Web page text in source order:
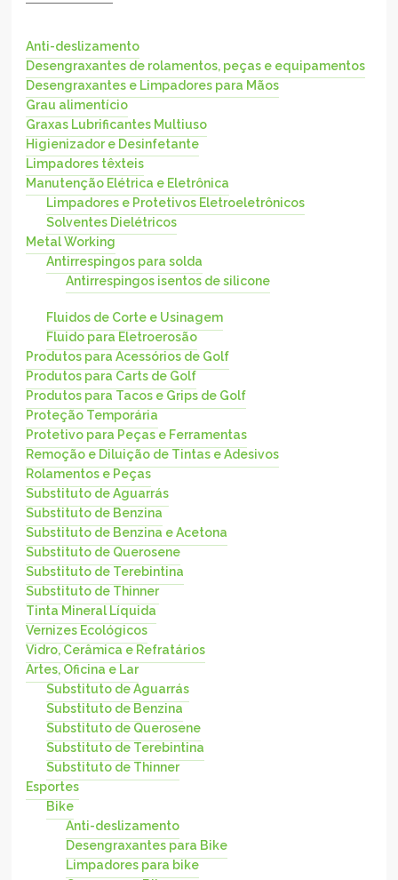
Anti-deslizamento
Desengraxantes de rolamentos, peças e equipamentos
Desengraxantes e Limpadores para Mãos
Grau alimentício
Graxas Lubrificantes Multiuso
Higienizador e Desinfetante
Limpadores têxteis
Manutenção Elétrica e Eletrônica
Limpadores e Protetivos Eletroeletrônicos
Solventes Dielétricos
Metal Working
Antirrespingos para solda
Antirrespingos isentos de silicone
Fluidos de Corte e Usinagem
Fluido para Eletroerosão
Produtos para Acessórios de Golf
Produtos para Carts de Golf
Produtos para Tacos e Grips de Golf
Proteção Temporária
Protetivo para Peças e Ferramentas
Remoção e Diluição de Tintas e Adesivos
Rolamentos e Peças
Substituto de Aguarrás
Substituto de Benzina
Substituto de Benzina e Acetona
Substituto de Querosene
Substituto de Terebintina
Substituto de Thinner
Tinta Mineral Líquida
Vernizes Ecológicos
Vidro, Cerâmica e Refratários
Artes, Oficina e Lar
Substituto de Aguarrás
Substituto de Benzina
Substituto de Querosene
Substituto de Terebintina
Substituto de Thinner
Esportes
Bike
Anti-deslizamento
Desengraxantes para Bike
Limpadores para bike